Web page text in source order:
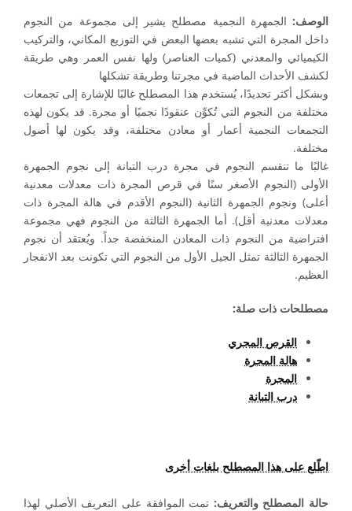
الوصف: الجمهرة النجمية مصطلح يشير إلى مجموعة من النجوم
داخل المجرة التي تشبه بعضها البعض في التوزيع المكاني، والتركيب
الكيميائي والمعدني (كميات العناصر) ولها نفس العمر وهي طريقة
لكشف الأحداث الماضية في مجرتنا وطريقة تشكلها
وبشكل أكثر تحديدًا، يُستخدم هذا المصطلح غالبًا للإشارة إلى تجمعات
مختلفة من النجوم التي تُكوِّن عنقودًا نجميًا أو مجرة. قد يكون لهذه
التجمعات النجمية أعمار أو معادن مختلفة، وقد يكون لها أصول
مختلفة.
غالبًا ما تنقسم النجوم في مجرة درب التبانة إلى نجوم الجمهرة
الأولى (النجوم الأصغر سنًا في قرص المجرة ذات معدلات معدنية
أعلى) ونجوم الجمهرة الثانية (النجوم الأقدم في هالة المجرة ذات
معدلات معدنية أقل). أما الجمهرة الثالثة من النجوم فهي مجموعة
افتراضية من النجوم ذات المعادن المنخفضة جداً. ويُعتقد أن نجوم
الجمهرة الثالثة تمثل الجيل الأول من النجوم التي تكونت بعد الانفجار
العظيم.
مصطلحات ذات صلة:
القرص المجري
هالة المجرة
المجرة
درب التبانة
اطّلع على هذا المصطلح بلغات أخرى
حالة المصطلح والتعريف: تمت الموافقة على التعريف الأصلي لهذا